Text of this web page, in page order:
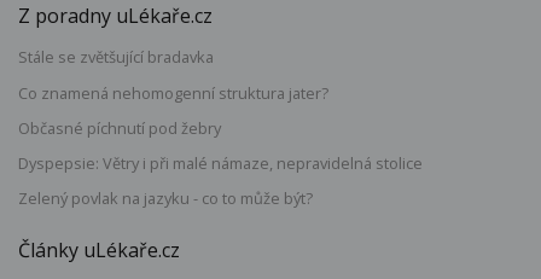
Z poradny uLékaře.cz
Stále se zvětšující bradavka
Co znamená nehomogenní struktura jater?
Občasné píchnutí pod žebry
Dyspepsie: Větry i při malé námaze, nepravidelná stolice
Zelený povlak na jazyku - co to může být?
Články uLékaře.cz